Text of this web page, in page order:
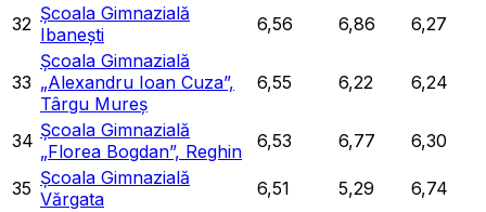
32 Școala Gimnazială
Ibanești
6,56 6,86 6,27
33
Școala Gimnazială
„Alexandru Ioan Cuza”,
Târgu Mureș
6,55 6,22 6,24
34 Școala Gimnazială
„Florea Bogdan”, Reghin
6,53 6,77 6,30
35 Școala Gimnazială
Vărgata
6,51 5,29 6,74